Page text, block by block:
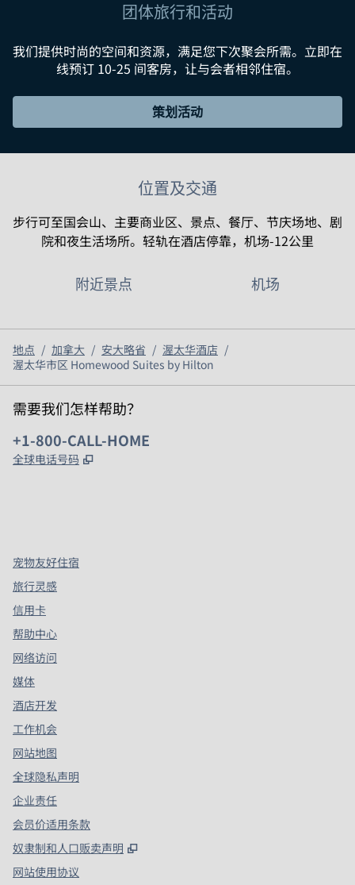
团体旅行和活动
我们提供时尚的空间和资源，满足您下次聚会所需。立即在
线预订 10-25 间客房，让与会者相邻住宿。
策划活动
位置及交通
步行可至国会山、主要商业区、景点、餐厅、节庆场地、剧
院和夜生活场所。轻轨在酒店停靠，机场-12公里
附近景点 机场
地点 / 加拿大 / 安大略省 / 渥太华酒店 /
渥太华市区 Homewood Suites by Hilton
需要我们怎样帮助？
电话:
+1-800-CALL-HOME
全球电话号码 ,
宠物友好住宿
旅行灵感
信用卡
帮助中心
网络访问
媒体
酒店开发
工作机会
网站地图
全球隐私声明
企业责任
会员价适用条款
奴隶制和人口贩卖声明
,
网站使用协议